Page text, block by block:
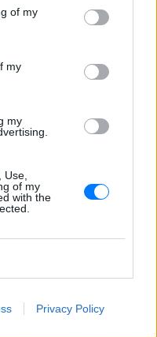
of my
my
my
of my
with the
Privacy Policy
«Δεν ήταν οικονομικό
του πατέρα του σε
ότι ο πελάτης του είχε
έντονη συναισθηματική
απείλησε να
μητέρα του και
αδελφό του για το